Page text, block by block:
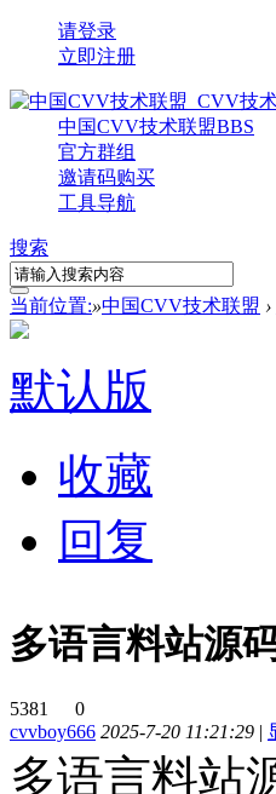
请登录
立即注册
中国CVV技术联盟BBS
官方群组
邀请码购买
工具导航
搜索
当前位置:»中国CVV技术联盟 ›
默认版
收藏
回复
多语言料站源
5381
0
cvvboy666 2025-7-20 11:21:29 |
多语言料站